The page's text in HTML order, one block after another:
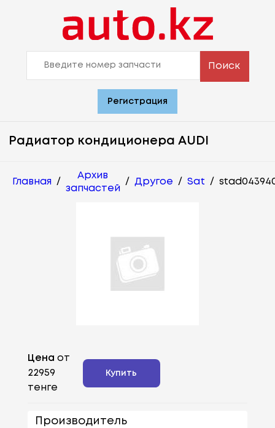
Поиск
Регистрация
Радиатор кондиционера AUDI
Главная /
Архив
запчастей
/ Другое / Sat /
Цена от
22959
тенге
Купить
Производитель